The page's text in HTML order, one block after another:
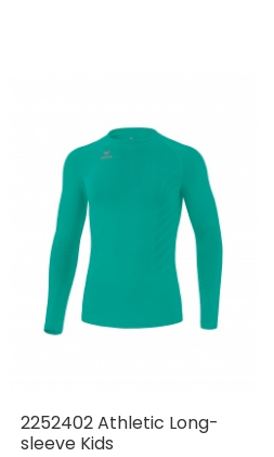
2252402 Athletic Long-
sleeve Kids